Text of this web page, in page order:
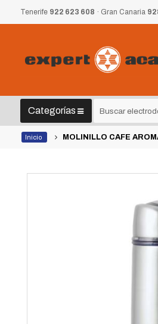
Tenerife 922 623 608 · Gran Canaria
Categorías
Inicio MOLINILLO CAFE